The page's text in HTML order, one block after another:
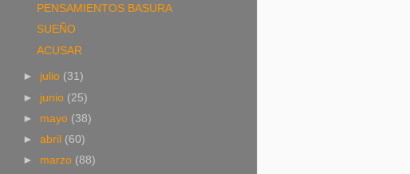
PENSAMIENTOS BASURA
SUEÑO
ACUSAR
► julio (31)
► junio (25)
► mayo (38)
►abril (60)
► marzo (88)